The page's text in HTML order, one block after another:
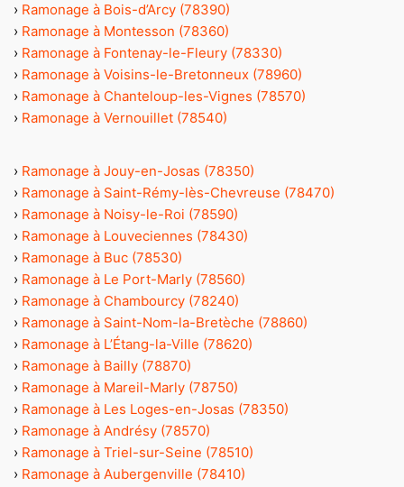
› Ramonage à Bois-d’Arcy (78390)
› Ramonage à Montesson (78360)
› Ramonage à Fontenay-le-Fleury (78330)
› Ramonage à Voisins-le-Bretonneux (78960)
› Ramonage à Chanteloup-les-Vignes (78570)
› Ramonage à Vernouillet (78540)
› Ramonage à Jouy-en-Josas (78350)
› Ramonage à Saint-Rémy-lès-Chevreuse (78470)
› Ramonage à Noisy-le-Roi (78590)
› Ramonage à Louveciennes (78430)
› Ramonage à Buc (78530)
› Ramonage à Le Port-Marly (78560)
› Ramonage à Chambourcy (78240)
› Ramonage à Saint-Nom-la-Bretèche (78860)
› Ramonage à L’Étang-la-Ville (78620)
› Ramonage à Bailly (78870)
› Ramonage à Mareil-Marly (78750)
› Ramonage à Les Loges-en-Josas (78350)
› Ramonage à Andrésy (78570)
› Ramonage à Triel-sur-Seine (78510)
› Ramonage à Aubergenville (78410)